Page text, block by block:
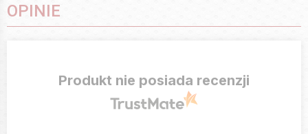
OPINIE
Produkt nie posiada recenzji